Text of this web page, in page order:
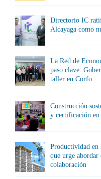
Directorio IC
Alcayaga como
La Red de
paso clave:
taller en Corfo
Construcción
y certificación
Productividad en
que urge
colaboración